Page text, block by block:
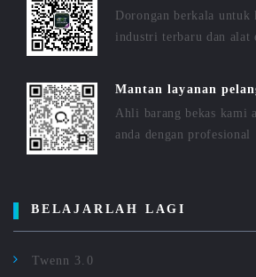
Dorongan berkala untuk
industri terbaru dan alat
Mantan layanan
Ahli barang bekas kami
anda dengan profesional
BELAJARLAH LAGI
Twenn 3.0